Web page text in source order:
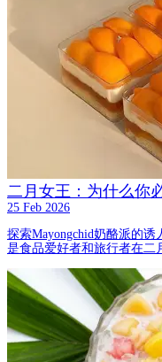
二月女王：为什么你
25 Feb 2026
探索Mayongchid奶酪派的
是食品爱好者和旅行者在二